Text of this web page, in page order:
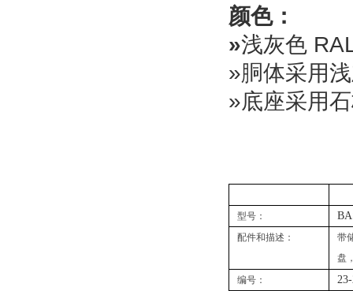
颜色：
»浅灰色
»胴体采用
»底座采用
型号：
配件和描述：
带
盘
编号：